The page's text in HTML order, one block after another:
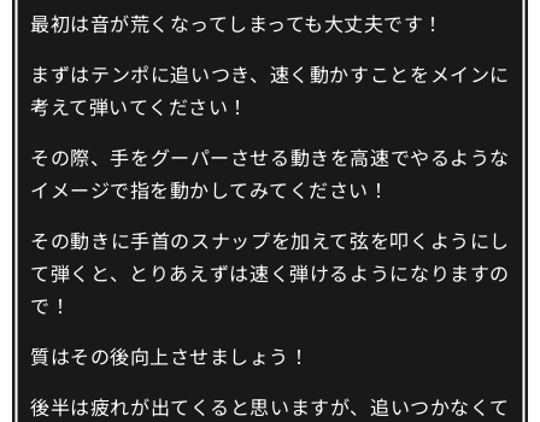
最初は音が荒くなってしまっても大丈夫です！
まずはテンポに追いつき、速く動かすことをメインに
考えて弾いてください！
その際、手をグーパーさせる動きを高速でやるような
イメージで指を動かしてみてください！
その動きに手首のスナップを加えて弦を叩くようにし
て弾くと、とりあえずは速く弾けるようになりますの
で！
質はその後向上させましょう！
後半は疲れが出てくると思いますが、追いつかなくて